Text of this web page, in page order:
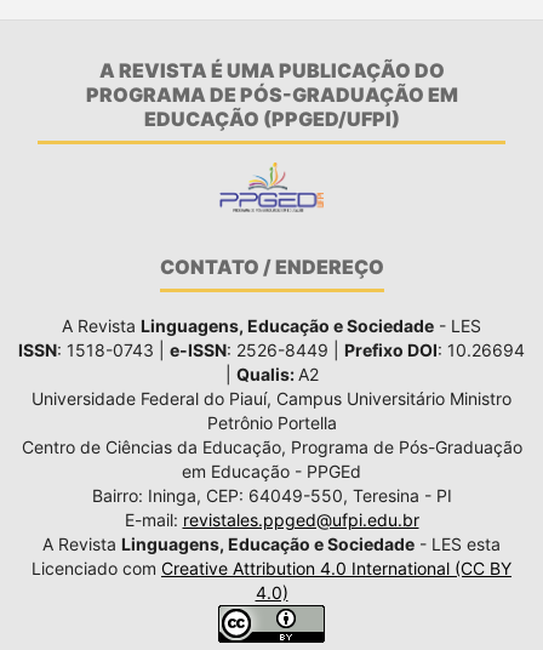
A REVISTA É UMA PUBLICAÇÃO DO
PROGRAMA DE PÓS-GRADUAÇÃO EM
EDUCAÇÃO (PPGED/UFPI)
CONTATO / ENDEREÇO
A Revista Linguagens, Educação e Sociedade - LES
ISSN: 1518-0743 | e-ISSN: 2526-8449 | Prefixo DOI: 10.26694
Qualis: A2
Universidade Federal do Piauí, Campus Universitário Ministro
Petrônio Portella
Centro de Ciências da Educação, Programa de Pós-Graduação
em Educação - PPGEd
Bairro: Ininga, CEP: 64049-550, Teresina - PI
E-mail: revistales.ppged@ufpi.edu.br
A Revista Linguagens, Educação e Sociedade - LES esta
Licenciado com Creative Attribution 4.0 International (CC BY
4.0)